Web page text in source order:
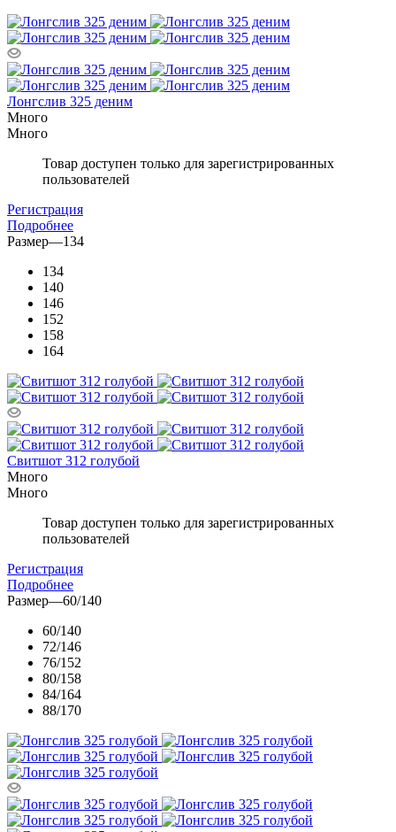
Лонгслив 325 деним
Много
Много
Товар доступен только для зарегистрированных
пользователей
Регистрация
Подробнее
Размер—134
134
140
146
152
158
164
Свитшот 312 голубой
Много
Много
Товар доступен только для зарегистрированных
пользователей
Регистрация
Подробнее
Размер—60/140
60/140
72/146
76/152
80/158
84/164
88/170